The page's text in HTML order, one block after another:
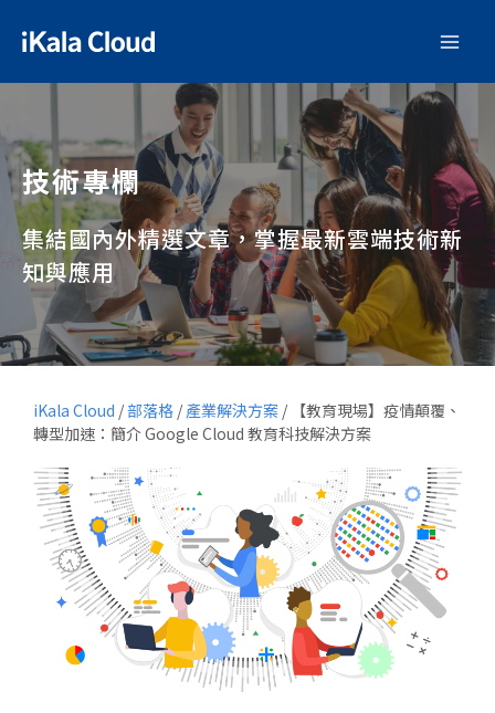
技術專欄
集結國內外精選文章，掌握最新雲端技術新
知與應用
iKala Cloud /部落格 / 產業解決方案 / 【教育現場】疫情顛覆、
轉型加速：簡介 Google Cloud 教育科技解決方案